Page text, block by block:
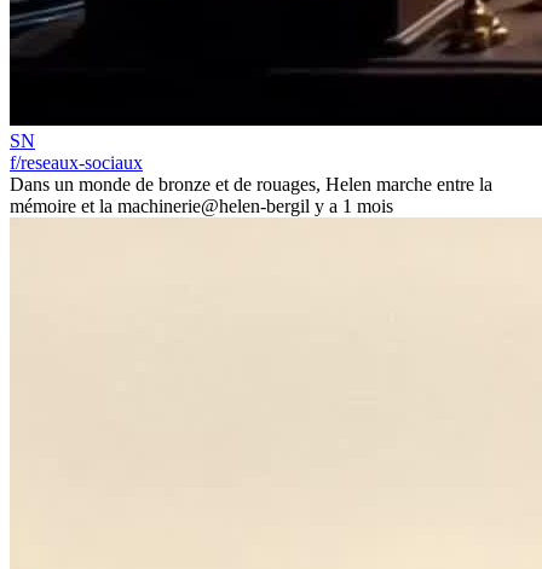
SN
f/reseaux-sociaux
Dans un monde de bronze et de rouages, Helen marche entre la
mémoire et la machinerie@helen-bergil y a 1 mois